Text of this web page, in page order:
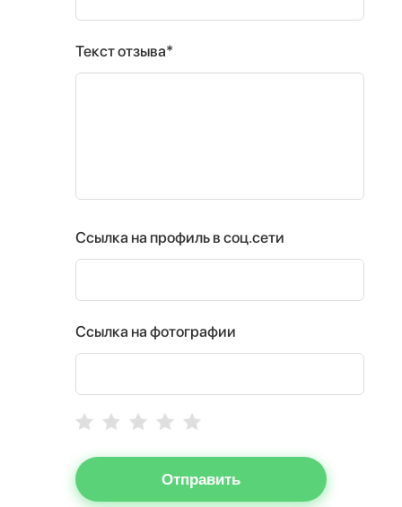
Текст отзыва*
Ссылка на профиль в соц.сети
Ссылка на фотографии
Отправить